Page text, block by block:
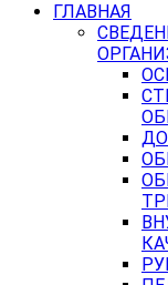
ГЛАВНАЯ